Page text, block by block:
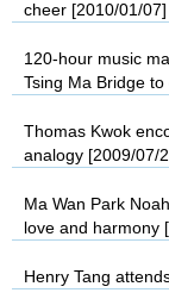
cheer [2010/01/07]
120-hour music
Tsing Ma Bridge
Thomas Kwok
analogy [2009/07/
Ma Wan Park
love and harmony
Henry Tang